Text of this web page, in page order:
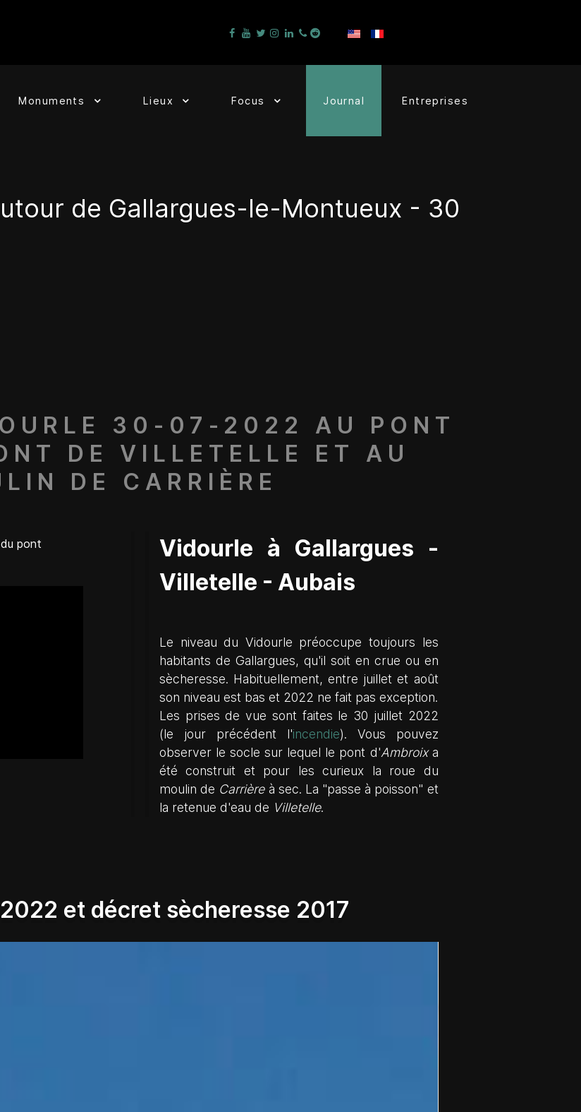
Monuments Lieux Focus Journal Entreprises
de Gallargues-le-Montueux - 30
30-07-2022 AU PONT
DE VILLETELLE ET AU
DE CARRIÈRE
pont
Vidourle à Gallargues -
Villetelle - Aubais
Le niveau du Vidourle préoccupe toujours les
habitants de Gallargues, qu'il soit en crue ou en
sècheresse. Habituellement, entre juillet et août
son niveau est bas et 2022 ne fait pas exception.
Les prises de vue sont faites le 30 juillet 2022
(le jour précédent l'incendie). Vous pouvez
observer le socle sur lequel le pont d'Ambroixa
été construit et pour les curieux la roue du
moulin de Carrièreà sec. La "passe à poisson" et
la retenue d'eau de Villetelle.
et décret sècheresse 2017